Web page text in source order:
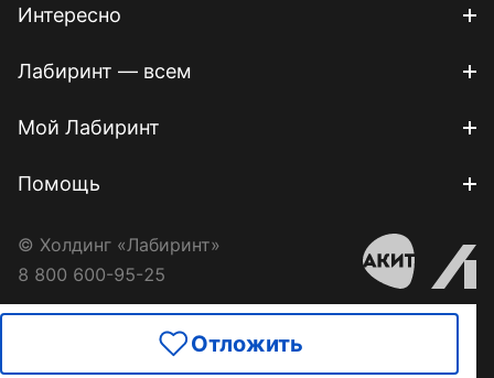
Отложить
Интересно
Лабиринт — всем
Мой Лабиринт
Помощь
© Холдинг «Лабиринт»
8 800 600-95-25